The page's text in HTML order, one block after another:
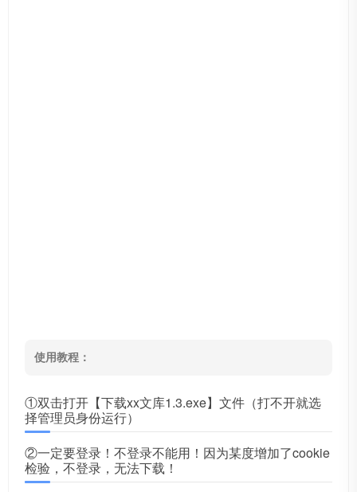
使用教程：
①双击打开【下载xx文库1.3.exe】文件（打不开就选
择管理员身份运行）
②一定要登录！不登录不能用！因为某度增加了cookie
检验，不登录，无法下载！